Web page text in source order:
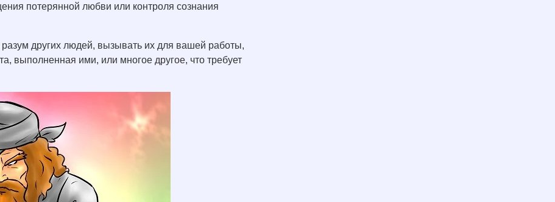
потерянной любви или контроля сознания
других людей, вызывать их для вашей работы,
выполненная ими, или многое другое, что требует